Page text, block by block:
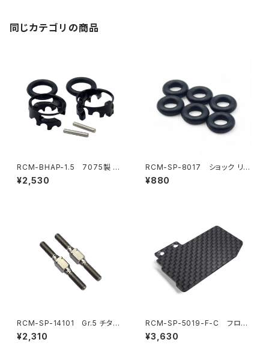
同じカテゴリの商品
RCM-BHAP-1.5 7075製 ウ
ルトラライトボディハイトアジャ
スター6mmポスト-1.5mmピン
¥2,530
RCM-SP-8017 ショック リミ
ッターOリング （6）SP1-F用（オ
プション）
¥880
RCM-SP-14101 Gr.5 チタン
リヤトー/フロントステアリングリ
ンクターンバックル 3x28mm
¥2,310
RCM-SP-5019-F-C フロー
ティングエレクトロニクスプレー
ト カーボンプレート (3g) (SP1
¥3,630